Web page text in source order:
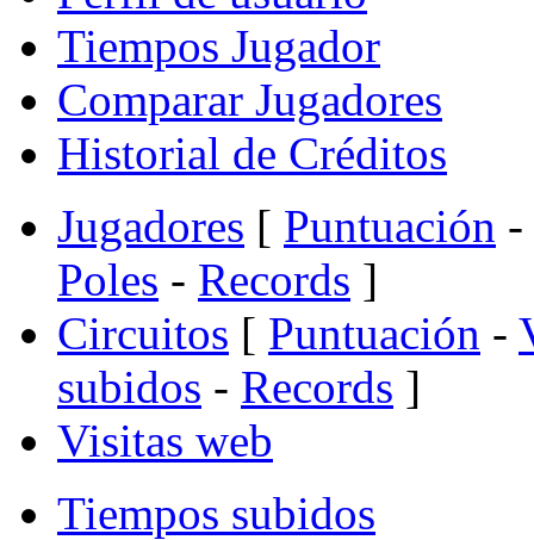
Tiempos Jugador
Comparar Jugadores
Historial de Créditos
Jugadores [ Puntuación -
Poles - Records ]
Circuitos [ Puntuación -
subidos - Records ]
Visitas web
Tiempos subidos